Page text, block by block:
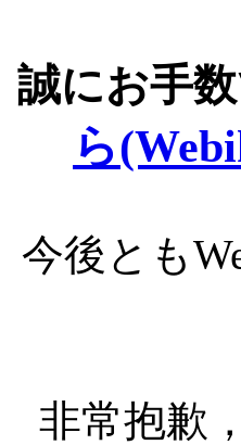
誠にお手
ら
今後とも
非常抱歉